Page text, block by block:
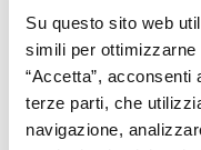
Su questo sito web
simili per
“Accetta”, acconsenti
terze parti, che
navigazione,